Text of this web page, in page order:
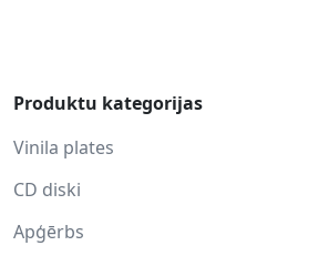
Produktu kategorijas
Vinila plates
CD diski
Apģērbs